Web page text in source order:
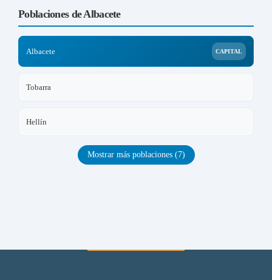
Poblaciones de Albacete
Albacete CAPITAL
Tobarra
Hellín
Mostrar más poblaciones (7)